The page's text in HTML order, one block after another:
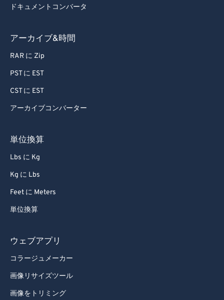
ドキュメントコンバータ
アーカイブ&時間
RAR に Zip
PST に EST
CST に EST
アーカイブコンバーター
単位換算
Lbs に Kg
Kg に Lbs
Feet に Meters
単位換算
ウェブアプリ
コラージュメーカー
画像リサイズツール
画像をトリミング